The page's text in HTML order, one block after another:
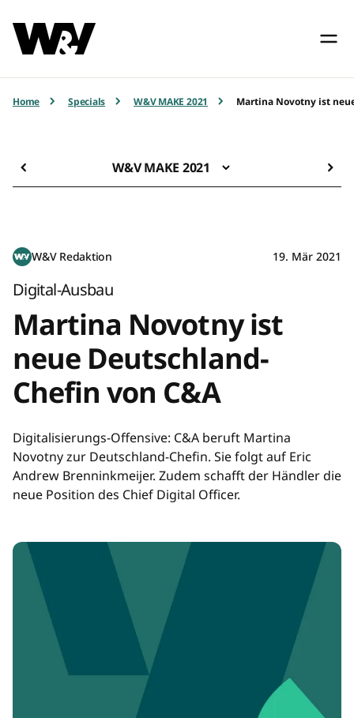
Home Specials W&V MAKE 2021 Martina Novotny ist
W&V MAKE 2021
W&V Redaktion 19. Mär 2021
Digital-Ausbau
Martina Novotny ist
neue Deutschland-
Chefin von C&A
Digitalisierungs-Offensive: C&A beruft Martina
Novotny zur Deutschland-Chefin. Sie folgt auf Eric
Andrew Brenninkmeijer. Zudem schafft der Händler die
neue Position des Chief Digital Officer.